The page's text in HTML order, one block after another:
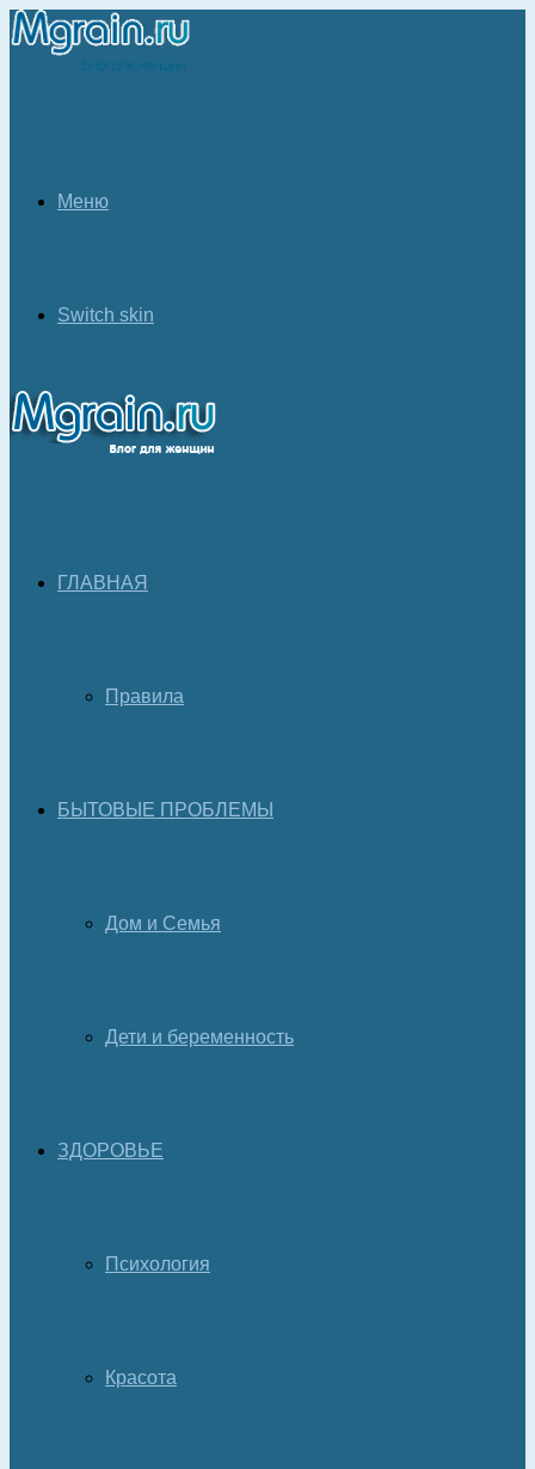
Меню
Switch skin
ГЛАВНАЯ
Правила
БЫТОВЫЕ ПРОБЛЕМЫ
Дом и Семья
Дети и беременность
ЗДОРОВЬЕ
Психология
Красота